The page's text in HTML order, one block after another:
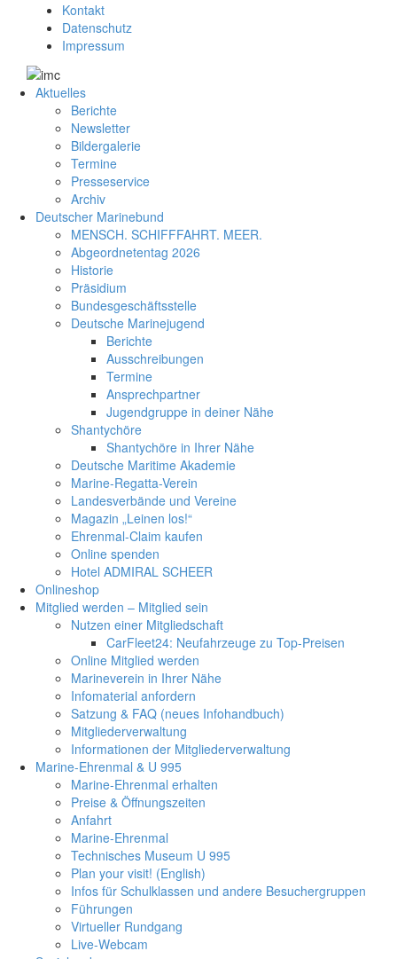
Kontakt
Datenschutz
Impressum
Aktuelles
Berichte
Newsletter
Bildergalerie
Termine
Presseservice
Archiv
Deutscher Marinebund
MENSCH. SCHIFFFAHRT. MEER.
Abgeordnetentag 2026
Historie
Präsidium
Bundesgeschäftsstelle
Deutsche Marinejugend
Berichte
Ausschreibungen
Termine
Ansprechpartner
Jugendgruppe in deiner Nähe
Shantychöre
Shantychöre in Ihrer Nähe
Deutsche Maritime Akademie
Marine-Regatta-Verein
Landesverbände und Vereine
Magazin „Leinen los!“
Ehrenmal-Claim kaufen
Online spenden
Hotel ADMIRAL SCHEER
Onlineshop
Mitglied werden – Mitglied sein
Nutzen einer Mitgliedschaft
CarFleet24: Neufahrzeuge zu Top-Preisen
Online Mitglied werden
Marineverein in Ihrer Nähe
Infomaterial anfordern
Satzung & FAQ (neues Infohandbuch)
Mitgliederverwaltung
Informationen der Mitgliederverwaltung
Marine-Ehrenmal & U 995
Marine-Ehrenmal erhalten
Preise & Öffnungszeiten
Anfahrt
Marine-Ehrenmal
Technisches Museum U 995
Plan your visit! (English)
Infos für Schulklassen und andere Besuchergruppen
Führungen
Virtueller Rundgang
Live-Webcam